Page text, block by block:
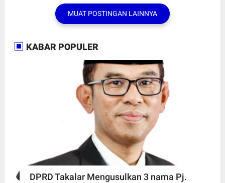
MUAT POSTINGAN LAINNYA
KABAR POPULER
DPRD Takalar Mengusulkan 3 nama Pj.